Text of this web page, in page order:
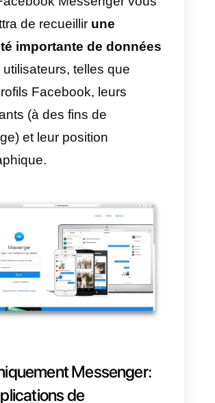
toujours dans la
Messenger », sous
« Customer Chat
».Si ce processus est
vous pouvez essayer
méthodes, comme notre
ici.
comment gérer les